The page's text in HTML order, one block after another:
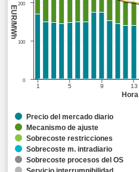
Hora
EUR/MWh
1 5 9 13
0
100
200
Precio del mercado diario
Mecanismo de ajuste
Sobrecoste restricciones
Sobrecoste m. intradiario
Sobrecoste procesos del OS